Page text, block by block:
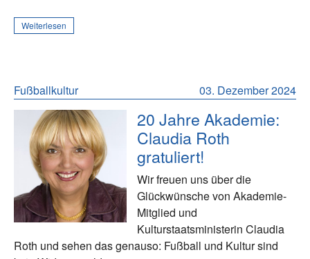
Weiterlesen
03. Dezember 2024
Fußballkultur
20 Jahre Akademie:
Claudia Roth
gratuliert!
Wir freuen uns über die
Glückwünsche von Akademie-
Mitglied und
Kulturstaatsministerin Claudia
Roth und sehen das genauso: Fußball und Kultur sind